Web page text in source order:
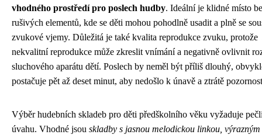
vhodného prostředí pro poslech hudby. Ideální je klidné místo
rušivých elementů, kde se děti mohou pohodlně usadit a plně se
zvukové vjemy. Důležitá je také kvalita reprodukce zvuku, protože
nekvalitní reprodukce může zkreslit vnímání a negativně ovlivnit
sluchového aparátu dětí. Poslech by neměl být příliš dlouhý,
postačuje pět až deset minut, aby nedošlo k únavě a ztrátě
Výběr hudebních skladeb pro děti předškolního věku vyžaduje
úvahu. Vhodné jsou skladby s jasnou melodickou linkou,